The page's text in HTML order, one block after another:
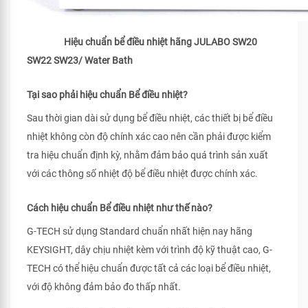
Hiệu chuẩn bể điều nhiệt hãng JULABO SW20
SW22 SW23/ Water Bath
Tại sao phải hiệu chuẩn Bể điều nhiệt?
Sau thời gian dài sử dụng bể điều nhiệt, các thiết bị bể điều
nhiệt không còn độ chính xác cao nên cần phải được kiểm
tra hiệu chuẩn định kỳ, nhằm đảm bảo quá trình sản xuất
với các thông số nhiệt độ bể điều nhiệt được chính xác.
Cách hiệu chuẩn Bể điều nhiệt như thế nào?
G-TECH sử dụng Standard chuẩn nhất hiện nay hãng
KEYSIGHT, dây chịu nhiệt kèm với trình độ kỹ thuật cao, G-
TECH có thể hiệu chuẩn được tất cả các loại bể điều nhiệt,
với độ không đảm bảo đo thấp nhất.